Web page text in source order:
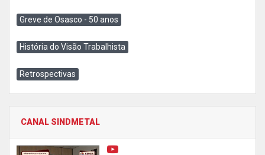
Greve de Osasco - 50 anos
História do Visão Trabalhista
Retrospectivas
CANAL SINDMETAL